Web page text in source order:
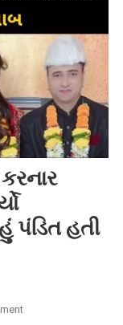
પંડિત હતી
On